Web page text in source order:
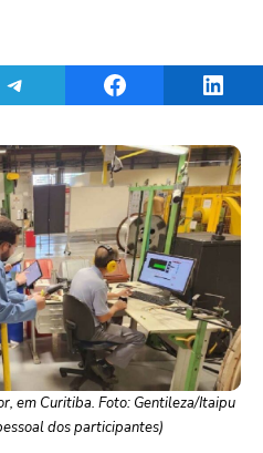
Share on TelegramShare on Facebook
em Curitiba. Foto: Gentileza/Itaipu
dos participantes)